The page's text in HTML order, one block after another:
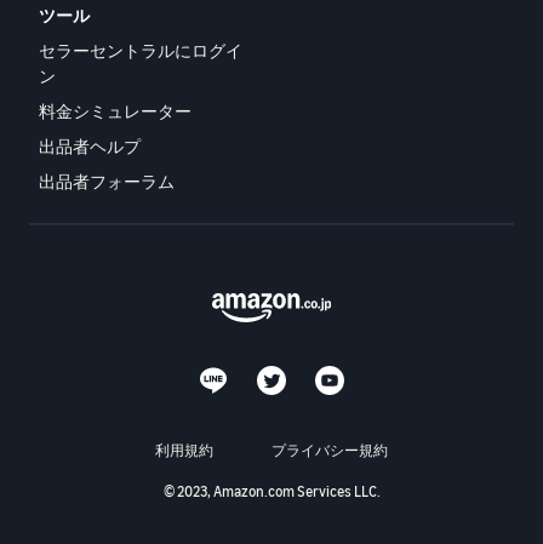
ツール
セラーセントラルにログイ
ン
料金シミュレーター
出品者ヘルプ
出品者フォーラム
利用規約 プライバシー規約
© 2023, Amazon.com Services LLC.